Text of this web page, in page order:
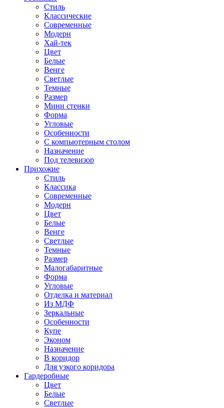
Стиль
Классические
Современные
Модерн
Хай-тек
Цвет
Белые
Венге
Светлые
Темные
Размер
Мини стенки
Форма
Угловые
Особенности
С компьютерным столом
Назначение
Под телевизор
Прихожие
Стиль
Классика
Современные
Модерн
Цвет
Белые
Венге
Светлые
Темные
Размер
Малогабаритные
Форма
Угловые
Отделка и материал
Из МДФ
Зеркальные
Особенности
Купе
Эконом
Назначение
В коридор
Для узкого коридора
Гардеробные
Цвет
Белые
Светлые